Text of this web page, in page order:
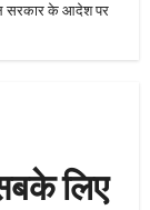
सरकार के आदेश पर
लिए